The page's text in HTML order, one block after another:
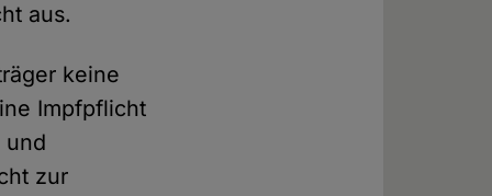
aus.
keine
Impfpflicht
und
zur